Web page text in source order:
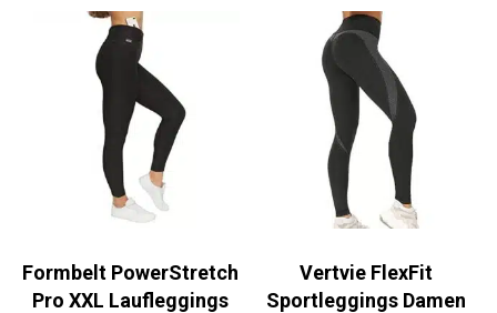
Formbelt PowerStretch
Pro XXL Laufleggings
Vertvie FlexFit
Sportleggings Damen